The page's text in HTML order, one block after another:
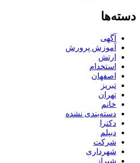
دسته‌ها
آگهی
آموزش پرورش
ارتش
استخدام
اصفهان
تبریز
تهران
خانم
دسته‌بندی نشده
دکترا
دیپلم
شرکت
شهرداری
شیراز